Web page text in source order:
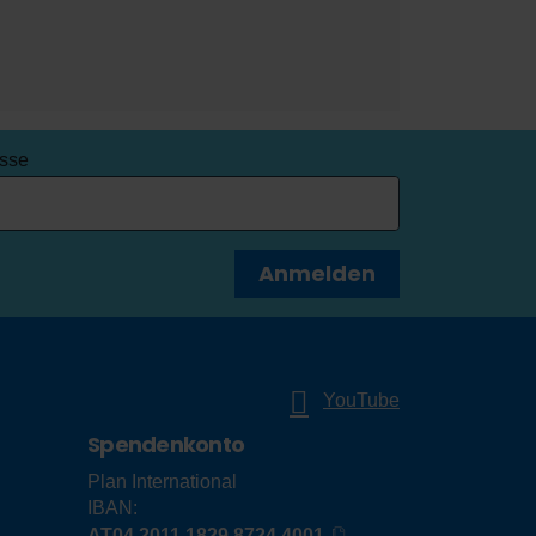
Anmelden
YouTube
Spendenkonto
Plan International
IBAN: